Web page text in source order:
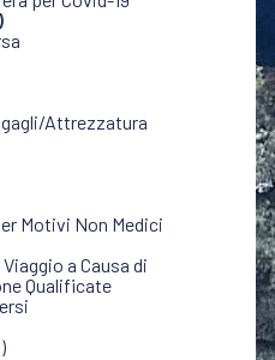
Attrezzatura
Motivi Non Medici
a Causa di
Qualificate